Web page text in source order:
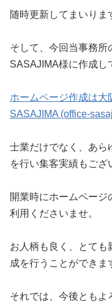
随時更新してまいりま
そして、今回当事務所
SASAJIMA様に作成し
ホームページ作成は大
SASAJIMA (office-
士業だけでなく、あら
を行い集客実績もござ
開業時にホームペー
利用くださいませ。
お人柄も良く、とて
成を行うことができま
それでは、今後ともよ